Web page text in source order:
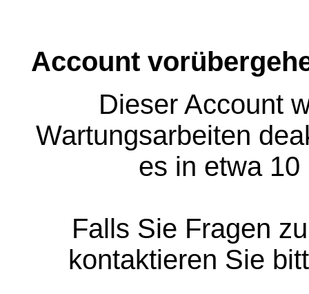
Account
Dieser Account
Wartungsarbeiten
es in etwa
Falls Sie Fragen
kontaktieren Sie